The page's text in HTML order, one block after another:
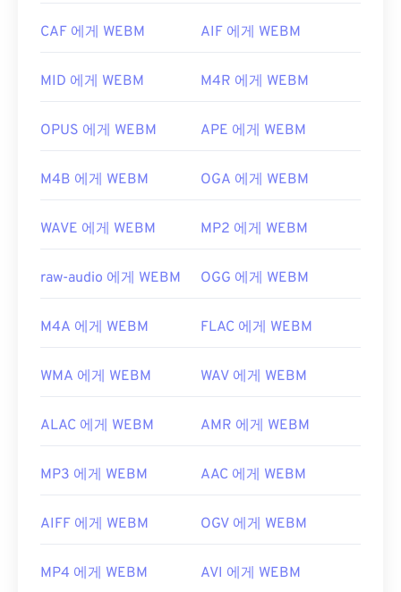
니다.
개발자: Google ; CoreCodec, Inc
.
유용한 링크:
https://tools.google.com/dlpage/webmmf/
CAF 에게 WEBM AIF 에게 WEBM
MID 에게 WEBM M4R 에게 WEBM
OPUS 에게 WEBM APE 에게 WEBM
M4B 에게 WEBM OGA 에게 WEBM
WAVE 에게 WEBM MP2 에게 WEBM
raw-audio 에게 WEBM OGG 에게 WEBM
M4A 에게 WEBM FLAC 에게 WEBM
WMA 에게 WEBM WAV 에게 WEBM
ALAC 에게 WEBM AMR 에게 WEBM
MP3 에게 WEBM AAC 에게 WEBM
AIFF 에게 WEBM OGV 에게 WEBM
MP4 에게 WEBM AVI 에게 WEBM